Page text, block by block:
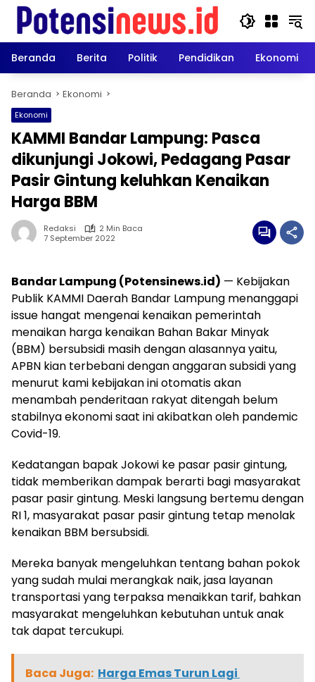
Langsung
konten
Beranda
Berita Politik Pendidikan Ekonomi
Beranda Ekonomi
Ekonomi
KAMMI Bandar Lampung: Pasca
dikunjungi Jokowi, Pedagang Pasar
Pasir Gintung keluhkan Kenaikan
Harga BBM
Redaksi
2 Min Baca
7 September 2022
Bandar Lampung (Potensinews.id) — Kebijakan
Publik KAMMI Daerah Bandar Lampung menanggapi
issue hangat mengenai kenaikan pemerintah
menaikan harga kenaikan Bahan Bakar Minyak
(BBM) bersubsidi masih dengan alasannya yaitu,
APBN kian terbebani dengan anggaran subsidi yang
menurut kami kebijakan ini otomatis akan
menambah penderitaan rakyat ditengah belum
stabilnya ekonomi saat ini akibatkan oleh pandemic
Covid-19.
Kedatangan bapak Jokowi ke pasar pasir gintung,
tidak memberikan dampak berarti bagi masyarakat
pasar pasir gintung. Meski langsung bertemu dengan
RI 1, masyarakat pasar pasir gintung tetap menolak
kenaikan BBM bersubsidi.
Mereka banyak mengeluhkan tentang bahan pokok
yang sudah mulai merangkak naik, jasa layanan
transportasi yang terpaksa menaikkan tarif, bahkan
masyarakat mengeluhkan kebutuhan untuk anak
tak dapat tercukupi.
Baca Juga: Harga Emas Turun Lagi